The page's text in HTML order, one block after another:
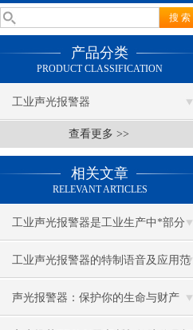
产品分类
PRODUCT CLASSIFICATION
工业声光报警器
查看更多 >>
相关文章
RELEVANT ARTICLES
工业声光报警器是工业生产中*部分
工业声光报警器的特制语音及应用范
围
声光报警器：保护你的生命与财产